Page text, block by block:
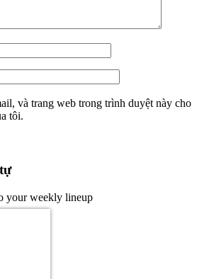
và trang web trong trình duyệt này cho
tôi.
your weekly lineup